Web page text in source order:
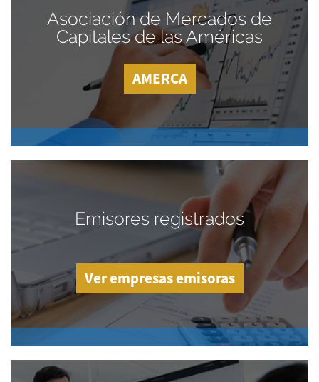
Asociación de Mercados de
Capitales de las Américas
AMERCA
Emisores registrados
Ver empresas emisoras